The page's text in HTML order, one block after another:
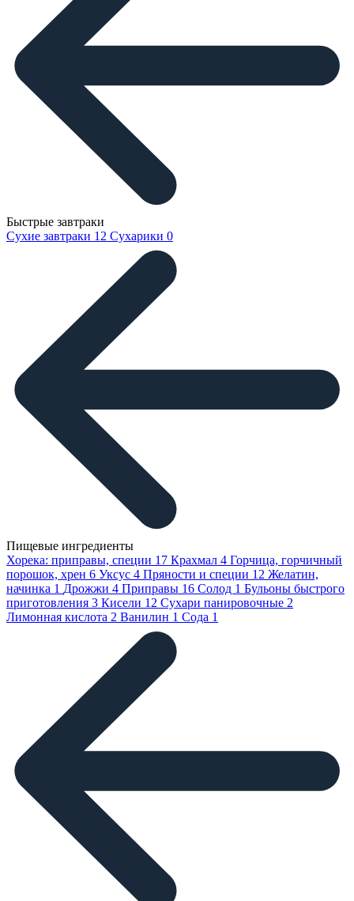
Быстрые завтраки
Сухие завтраки 12 Сухарики 0
Пищевые ингредиенты
Хорека: приправы, специи 17 Крахмал 4 Горчица, горчичный
порошок, хрен 6 Уксус 4 Пряности и специи 12 Желатин,
начинка 1 Дрожжи 4 Приправы 16 Солод 1 Бульоны быстрого
приготовления 3 Кисели 12 Сухари панировочные 2
Лимонная кислота 2 Ванилин 1 Сода 1